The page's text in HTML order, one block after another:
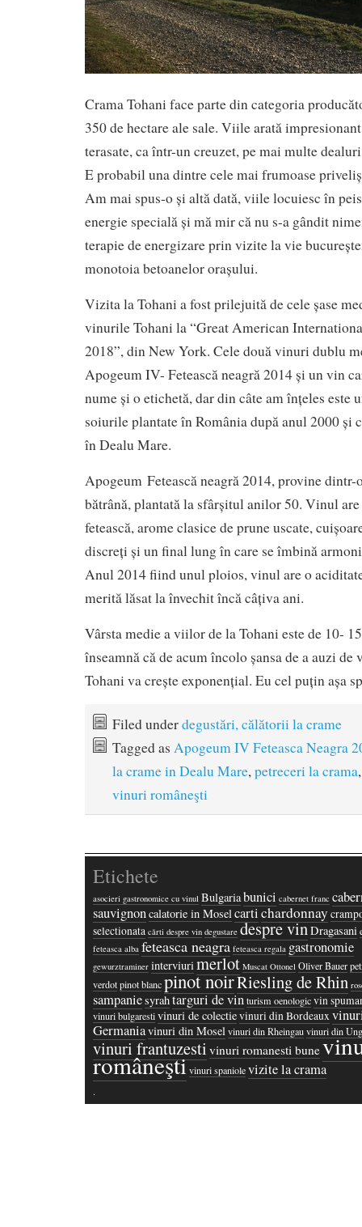
Crama Tohani face parte din categoria
350 de hectare ale sale. Viile arată
terasate, ca într-un creuzet, pe mai multe
E probabil una dintre cele mai frumoase
Am mai spus-o și altă dată, viile locuiesc în
energie specială și mă mir că nu s-a gândit
terapie de energizare prin vizite la vie
monotoia betoanelor orașului.
Vizita la Tohani a fost prilejuită de cele șase
vinurile Tohani la “Great American
2018”, din New York. Cele două vinuri dublu
Apogeum IV- Fetească neagră 2014 și un vin
nume și o etichetă, dar din câte am înțeles este
soiurile plantate în România după anul 2000 și
în Dealu Mare.
Apogeum Fetească neagră 2014, provine dintr-
bătrână, plantată la sfârșitul anilor 50. Vinul
fetească, arome clasice de prune uscate,
discreți și un final lung în care se îmbină
Anul 2014 fiind unul ploios, vinul are o
merită lăsat la învechit încă câțiva ani.
Vârsta medie a viilor de la Tohani este de 10-
înseamnă că de acum încolo șansa de a auzi de
Tohani va crește exponențial. Eu cel puțin așa
Filed underdegustări, călătorii la crame
Tagged as Apogeum IV Feteasca Neagra
la crame in Dealu Mare, petreceri la crama
vinuri româneşti
Etichete
asocieri gastronomice cu vinul Bulgariabunici cabernet franc
sauvignoncalatorie in Moselcartichardonnay
selectionata cărti despre vin degustare despre vinDragasani
feteasca alba feteasca neagra feteasca regala gastronomie
gewurztraminer interviurimerlot Muscat Ottonel Oliver Bauer
verdotpinot blancpinot noirRiesling de Rhin
sampaniesyrahtarguri de vinturism oenologicvin
vinuri bulgarestivinuri de colectievinuri din Bordeaux
Germaniavinuri din Moselvinuri din Rheingauvinuri din
vinuri frantuzesti vinuri romanesti bune
româneştivinuri spaniolevizite la crama
·